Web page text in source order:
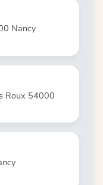
Nancy
Roux 54000